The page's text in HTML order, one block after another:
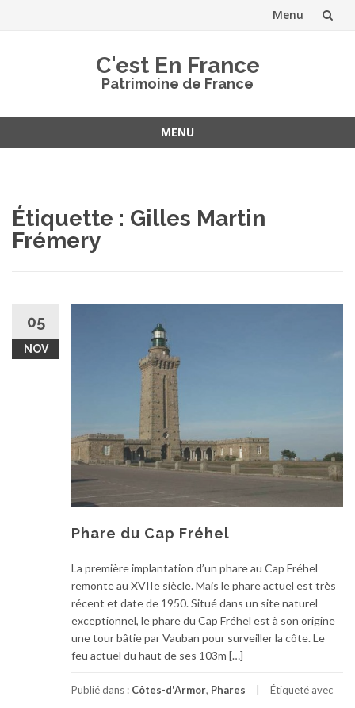
Menu
C'est En France
Patrimoine de France
MENU
Étiquette : Gilles Martin
Frémery
05
NOV
Phare du Cap Fréhel
La première implantation d’un phare au Cap Fréhel
remonte au XVIIe siècle. Mais le phare actuel est très
récent et date de 1950. Situé dans un site naturel
exceptionnel, le phare du Cap Fréhel est à son origine
une tour bâtie par Vauban pour surveiller la côte. Le
feu actuel du haut de ses 103m […]
Publié dans : Côtes-d'Armor, Phares Étiqueté avec